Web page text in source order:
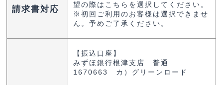
請求書対応
望の際はこちらを選択してください。
※初回ご利用のお客様は選択できませ
ん。予めご了承ください。
【振込口座】
みずほ銀行根津支店 普通
1670663 カ）グリーンロード